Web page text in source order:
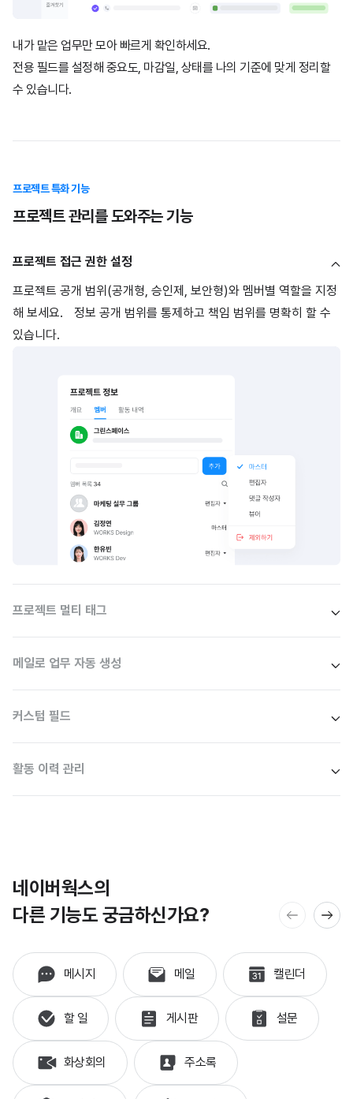
내가 맡은 업무만 모아 빠르게 확인하세요.
전용 필드를 설정해 중요도, 마감일, 상태를 나의 기준에 맞게 정리할
수 있습니다.
프로젝트 특화 기능
프로젝트 관리를 도와주는 기능
프로젝트 접근 권한 설정
프로젝트 공개 범위(공개형, 승인제, 보안형)와 멤버별 역할을 지정
해 보세요. 정보 공개 범위를 통제하고 책임 범위를 명확히 할 수
있습니다.
프로젝트 멀티 태그
메일로 업무 자동 생성
커스텀 필드
활동 이력 관리
네이버웍스의
다른 기능도 궁금하신가요?
메시지 메일 캘린더
할 일 게시판 설문
화상회의 주소록